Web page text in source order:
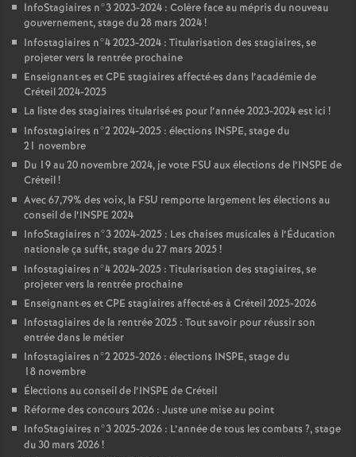
InfoStagiaires n°3 2023-2024 : Colère face au mépris du nouveau
gouvernement, stage du 28 mars 2024!
Infostagiaires n°4 2023-2024 : Titularisation des stagiaires, se
projeter vers la rentrée prochaine
Enseignant·es etCPE stagiaires affecté·es dans l’académie de
Créteil 2024-2025
La liste des stagiaires titularisé·es pour l’année 2023-2024 est ici !
Infostagiaires n°2 2024-2025 : élections INSPE, stage du
21 novembre
Du 19 au 20 novembre 2024, je vote FSU aux élections de l’INSPE de
Créteil!
Avec 67,79% des voix, la FSU remporte largement les élections au
conseil de l’INSPE 2024
InfoStagiaires n°3 2024-2025 : Les chaises musicales à l’Éducation
nationale ça suffit, stage du 27 mars 2025!
Infostagiaires n°4 2024-2025 : Titularisation des stagiaires, se
projeter vers la rentrée prochaine
Enseignant·es etCPE stagiaires affecté·es à Créteil 2025-2026
Infostagiaires de la rentrée 2025 : Tout savoir pour réussir son
entrée dans le métier
Infostagiaires n°2 2025-2026 : élections INSPE, stage du
18 novembre
Élections au conseil de l’INSPE de Créteil
Réforme des concours 2026 : Juste une mise au point
InfoStagiaires n°3 2025-2026 : L’année de tous les combats ?, stage
du 30 mars 2026!